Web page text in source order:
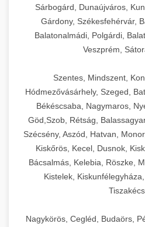
Sárbogárd, Dunaújváros,
Gárdony, Székesfehérvár,
Balatonalmádi, Polgárdi,
Veszprém,
Szentes, Mindszent,
Hódmezővásárhely, Szeged,
Békéscsaba, Nagymaros,
Göd,Szob, Rétság,
Szécsény, Aszód, Hatvan,
Kiskőrös, Kecel, Dusnok,
Bácsalmás, Kelebia, Röszke,
Kistelek,
Nagykörös, Cegléd, Budaörs,